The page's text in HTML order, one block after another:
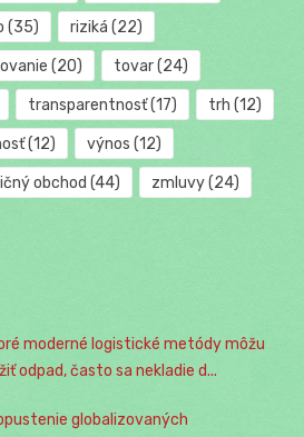
(35) riziká (22)
(20) tovar(24)
transparentnosť(17) trh (12)
(12) výnos (12)
obchod (44) zmluvy(24)
moderné logistické metódy môžu
odpad, často sa nekladie d...
globalizovaných